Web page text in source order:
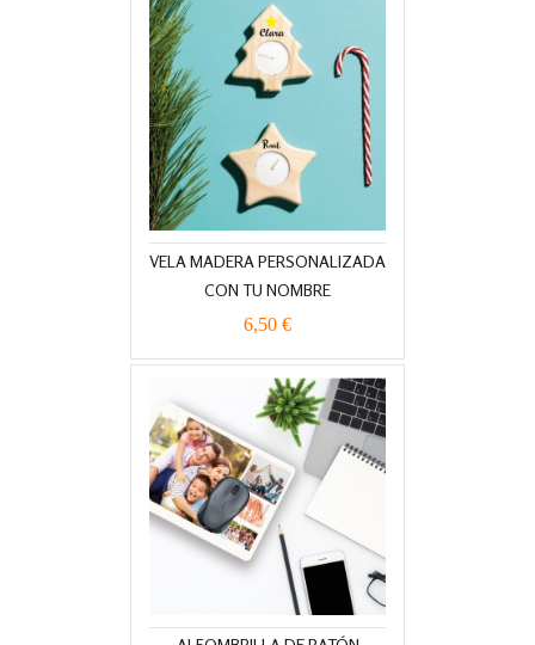
VELA MADERA PERSONALIZADA
CON TU NOMBRE
6,50 €